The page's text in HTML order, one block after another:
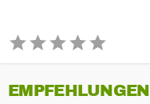
EMPFEHLUNGEN